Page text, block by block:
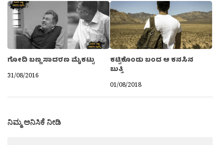
ಗೋದಿ ಬಣ್ಣ ಸಾದರಣ ಮೈಕಟ್ಟು
31/08/2016
ಕಟ್ಟಿಕೊಂಡು ಬಂದ ಆ ಕನಸಿನ
ಬುತ್ತಿ
01/08/2018
ನಿಮ್ಮ ಅನಿಸಿಕೆ ನೀಡಿ